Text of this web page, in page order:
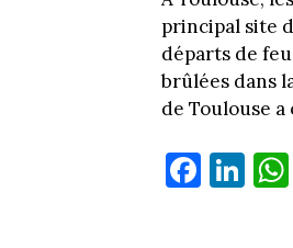
principal site
départs de
brûlées dans
de Toulouse
Fa
ce
Li
nk